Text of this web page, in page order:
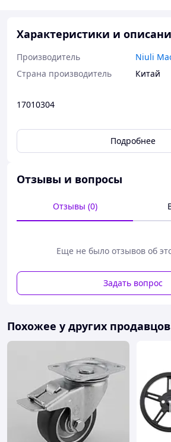
Характеристики и
Производитель
Niuli
Страна производитель
Китай
17010304
Подробнее
Отзывы и вопросы
Отзывы (0)
Еще не было отзывов об
Задать вопрос
Похожее у других продавцов